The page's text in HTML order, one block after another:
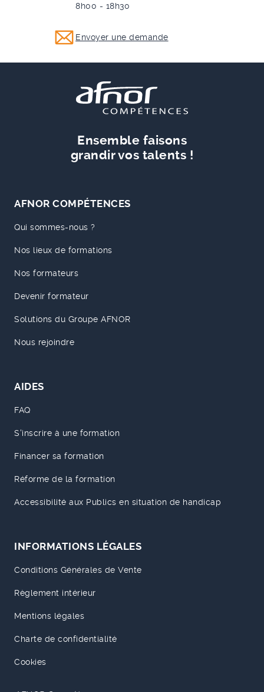
8h00 - 18h30
Envoyer une demande
Ensemble faisons
grandir vos talents !
AFNOR COMPÉTENCES
Qui sommes-nous ?
Nos lieux de formations
Nos formateurs
Devenir formateur
Solutions du Groupe AFNOR
Nous rejoindre
AIDES
FAQ
S'inscrire à une formation
Financer sa formation
Réforme de la formation
Accessibilité aux Publics en situation de handicap
INFORMATIONS LÉGALES
Conditions Générales de Vente
Règlement intérieur
Mentions légales
Charte de confidentialité
Cookies